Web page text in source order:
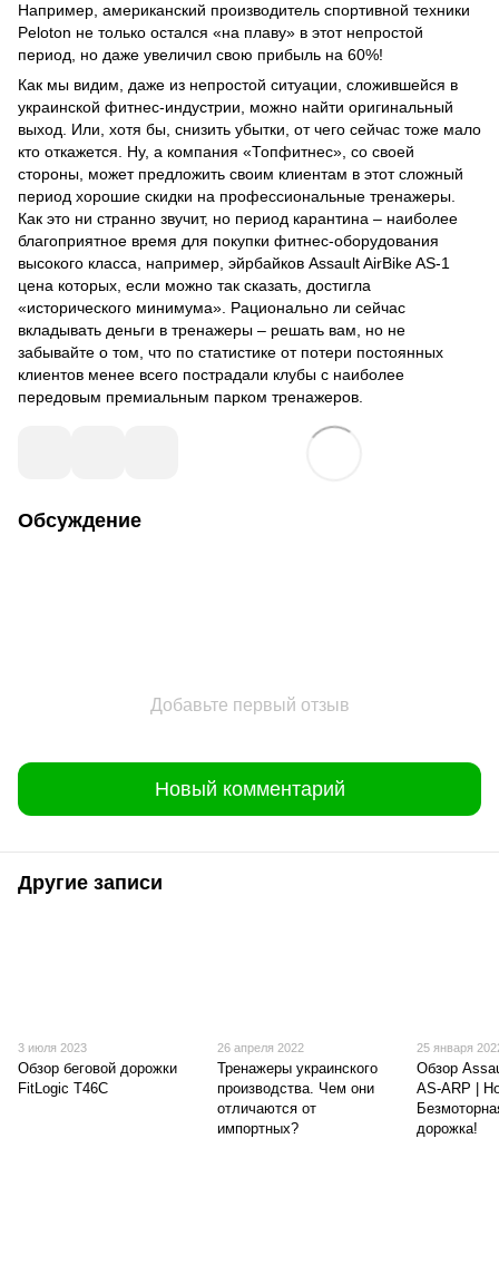
Например, американский производитель спортивной техники
Peloton не только остался «на плаву» в этот непростой
период, но даже увеличил свою прибыль на 60%!
Как мы видим, даже из непростой ситуации, сложившейся в
украинской фитнес-индустрии, можно найти оригинальный
выход. Или, хотя бы, снизить убытки, от чего сейчас тоже мало
кто откажется. Ну, а компания «Топфитнес», со своей
стороны, может предложить своим клиентам в этот сложный
период хорошие скидки на профессиональные тренажеры.
Как это ни странно звучит, но период карантина – наиболее
благоприятное время для покупки фитнес-оборудования
высокого класса, например, эйрбайков Assault AirBike AS-1
цена которых, если можно так сказать, достигла
«исторического минимума». Рационально ли сейчас
вкладывать деньги в тренажеры – решать вам, но не
забывайте о том, что по статистике от потери постоянных
клиентов менее всего пострадали клубы с наиболее
передовым премиальным парком тренажеров.
Обсуждение
Добавьте первый отзыв
Новый комментарий
Другие записи
3 июля 2023
Обзор беговой дорожки
FitLogic T46C
26 апреля 2022
Тренажеры украинского
производства. Чем они
отличаются от
импортных?
25 января
Обзор
AS-ARP |
дорожка!